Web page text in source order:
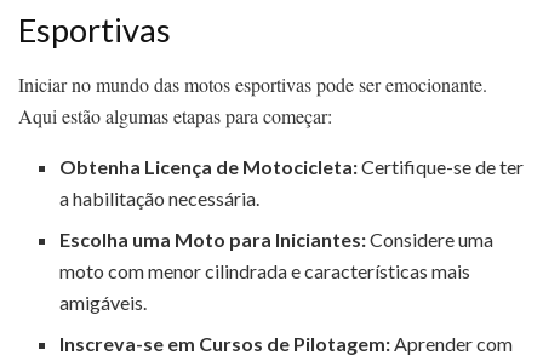
Esportivas
Iniciar no mundo das motos esportivas pode ser emocionante.
Aqui estão algumas etapas para começar:
Obtenha Licença de Motocicleta:Certifique-se de ter
a habilitação necessária.
Escolha uma Moto para Iniciantes:Considere uma
moto com menor cilindrada e características mais
amigáveis.
Inscreva-se em Cursos de Pilotagem:Aprender com